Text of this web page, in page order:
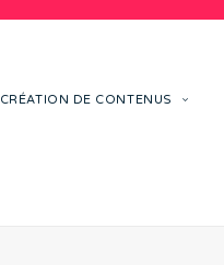
CRÉATION DE CONTENUS